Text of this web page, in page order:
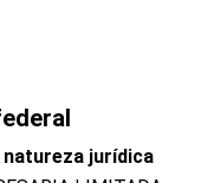
jurídica